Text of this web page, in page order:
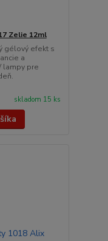
Zelie 12ml
gélový efekt s
a
lampy pre
skladom 15 ks